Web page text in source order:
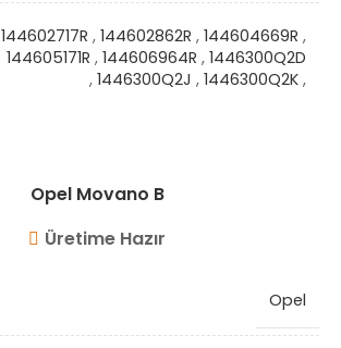
144602717R , 144602862R , 144604669R ,
144605171R , 144606964R , 1446300Q2D
, 1446300Q2J , 1446300Q2K ,
Opel Movano B
Üretime Hazır
Opel